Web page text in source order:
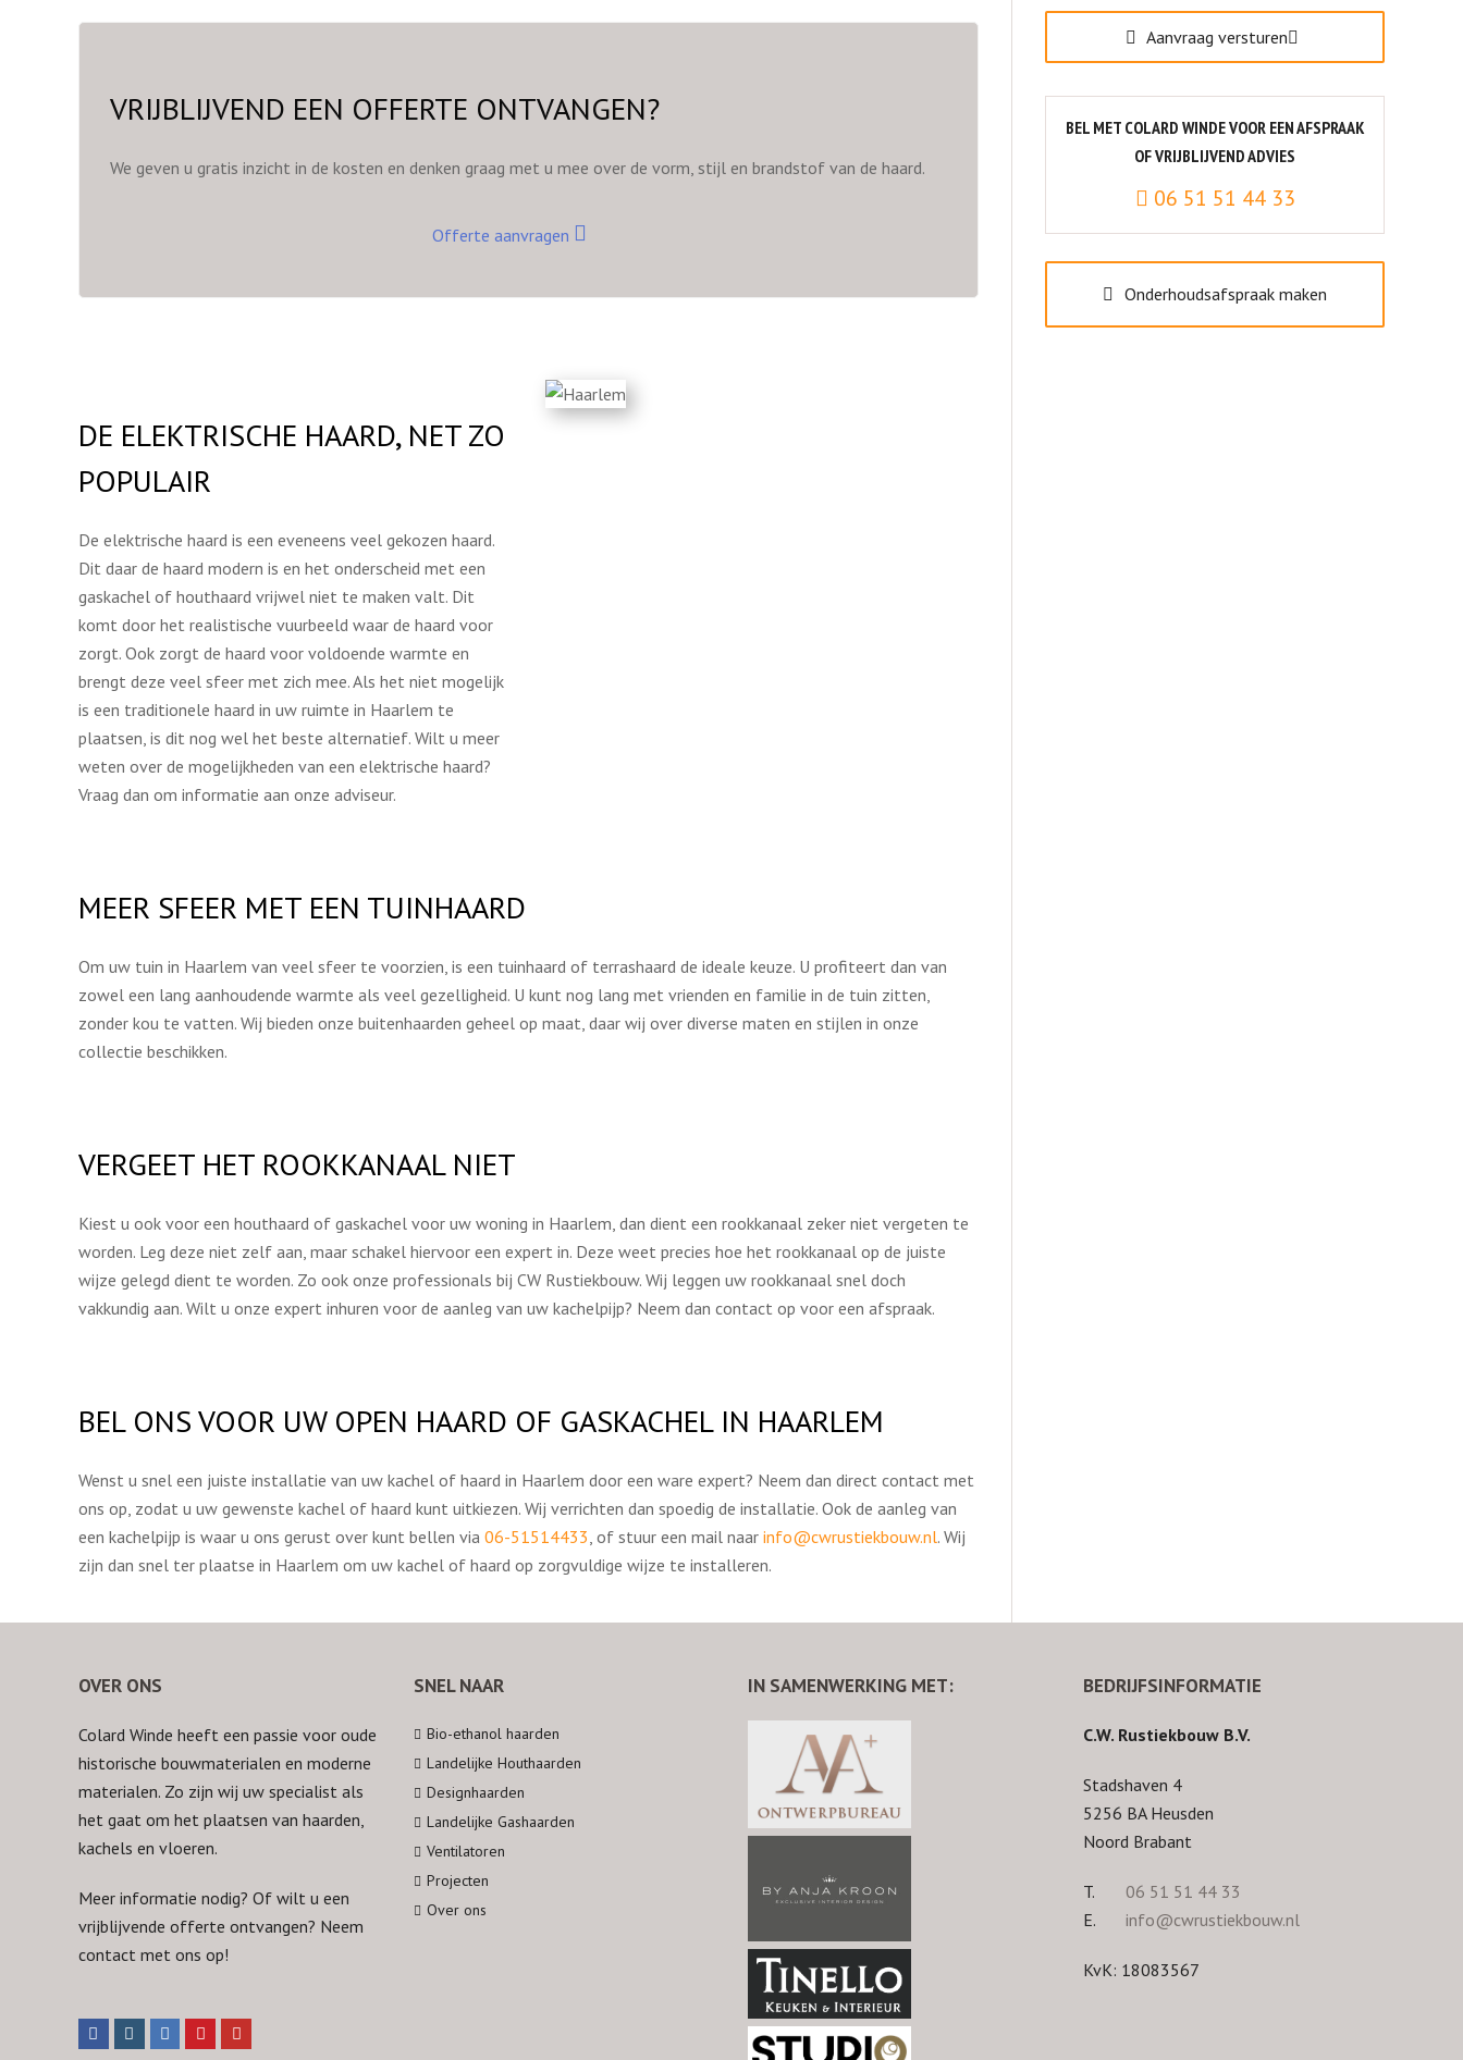
VRIJBLIJVEND EEN OFFERTE ONTVANGEN?
We geven u gratis inzicht in de kosten en denken graag met u mee over de vorm, stijl en brandstof van de haard.
Offerte aanvragen
DE ELEKTRISCHE HAARD, NET ZO
POPULAIR
De elektrische haard is een eveneens veel gekozen haard.
Dit daar de haard modern is en het onderscheid met een
gaskachel of houthaard vrijwel niet te maken valt. Dit
komt door het realistische vuurbeeld waar de haard voor
zorgt. Ook zorgt de haard voor voldoende warmte en
brengt deze veel sfeer met zich mee. Als het niet mogelijk
is een traditionele haard in uw ruimte in Haarlem te
plaatsen, is dit nog wel het beste alternatief. Wilt u meer
weten over de mogelijkheden van een elektrische haard?
Vraag dan om informatie aan onze adviseur.
MEER SFEER MET EEN TUINHAARD
Om uw tuin in Haarlem van veel sfeer te voorzien, is een tuinhaard of terrashaard de ideale keuze. U profiteert dan van
zowel een lang aanhoudende warmte als veel gezelligheid. U kunt nog lang met vrienden en familie in de tuin zitten,
zonder kou te vatten. Wij bieden onze buitenhaarden geheel op maat, daar wij over diverse maten en stijlen in onze
collectie beschikken.
VERGEET HET ROOKKANAAL NIET
Kiest u ook voor een houthaard of gaskachel voor uw woning in Haarlem, dan dient een rookkanaal zeker niet vergeten te
worden. Leg deze niet zelf aan, maar schakel hiervoor een expert in. Deze weet precies hoe het rookkanaal op de juiste
wijze gelegd dient te worden. Zo ook onze professionals bij CW Rustiekbouw. Wij leggen uw rookkanaal snel doch
vakkundig aan. Wilt u onze expert inhuren voor de aanleg van uw kachelpijp? Neem dan contact op voor een afspraak.
BEL ONS VOOR UW OPEN HAARD OF GASKACHEL IN HAARLEM
Wenst u snel een juiste installatie van uw kachel of haard in Haarlem door een ware expert? Neem dan direct contact met
ons op, zodat u uw gewenste kachel of haard kunt uitkiezen. Wij verrichten dan spoedig de installatie. Ook de aanleg van
een kachelpijp is waar u ons gerust over kunt bellen via 06-51514433, of stuur een mail naar info@cwrustiekbouw.nl. Wij
zijn dan snel ter plaatse in Haarlem om uw kachel of haard op zorgvuldige wijze te installeren.
Aanvraag versturen
BEL MET COLARD WINDE VOOR EEN AFSPRAAK
OF VRIJBLIJVEND ADVIES
06 51 51 44 33
Onderhoudsafspraak maken
OVER ONS
Colard Winde heeft een passie voor oude
historische bouwmaterialen en moderne
materialen. Zo zijn wij uw specialist als
het gaat om het plaatsen van haarden,
kachels en vloeren.
Meer informatie nodig? Of wilt u een
vrijblijvende offerte ontvangen? Neem
contact met ons op!
SNEL NAAR
Bio-ethanol haarden
Landelijke Houthaarden
Designhaarden
Landelijke Gashaarden
Ventilatoren
Projecten
Over ons
IN SAMENWERKING MET: BEDRIJFSINFORMATIE
C.W. Rustiekbouw B.V.
Stadshaven 4
5256 BA Heusden
Noord Brabant
T.
06 51 51 44 33
E.
info@cwrustiekbouw.nl
KvK: 18083567